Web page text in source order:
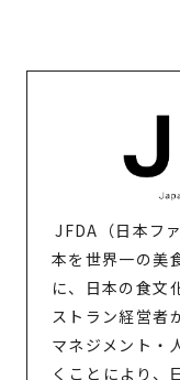
JFDA（日本フ
本を世界一の美
に、日本の食文
ストラン経営者
マネジメント・
くことにより、